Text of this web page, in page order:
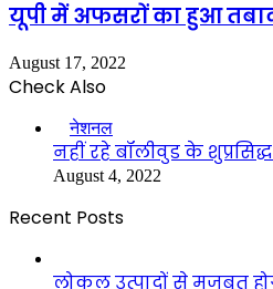
यूपी में अफसरों का हुआ
August 17, 2022
Check Also
नेशनल
नहीं रहे बॉलीवुड के
August 4, 2022
Recent Posts
लोकल उत्पादों से मजबूत